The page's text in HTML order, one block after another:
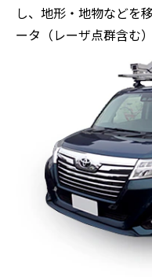
し、地形・地物などを
ータ（レーザ点群含む